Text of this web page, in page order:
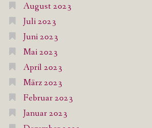
August 2023
Juli 2023
Juni 2023
Mai 2023
April 2023
März 2023
Februar 2023
Januar 2023